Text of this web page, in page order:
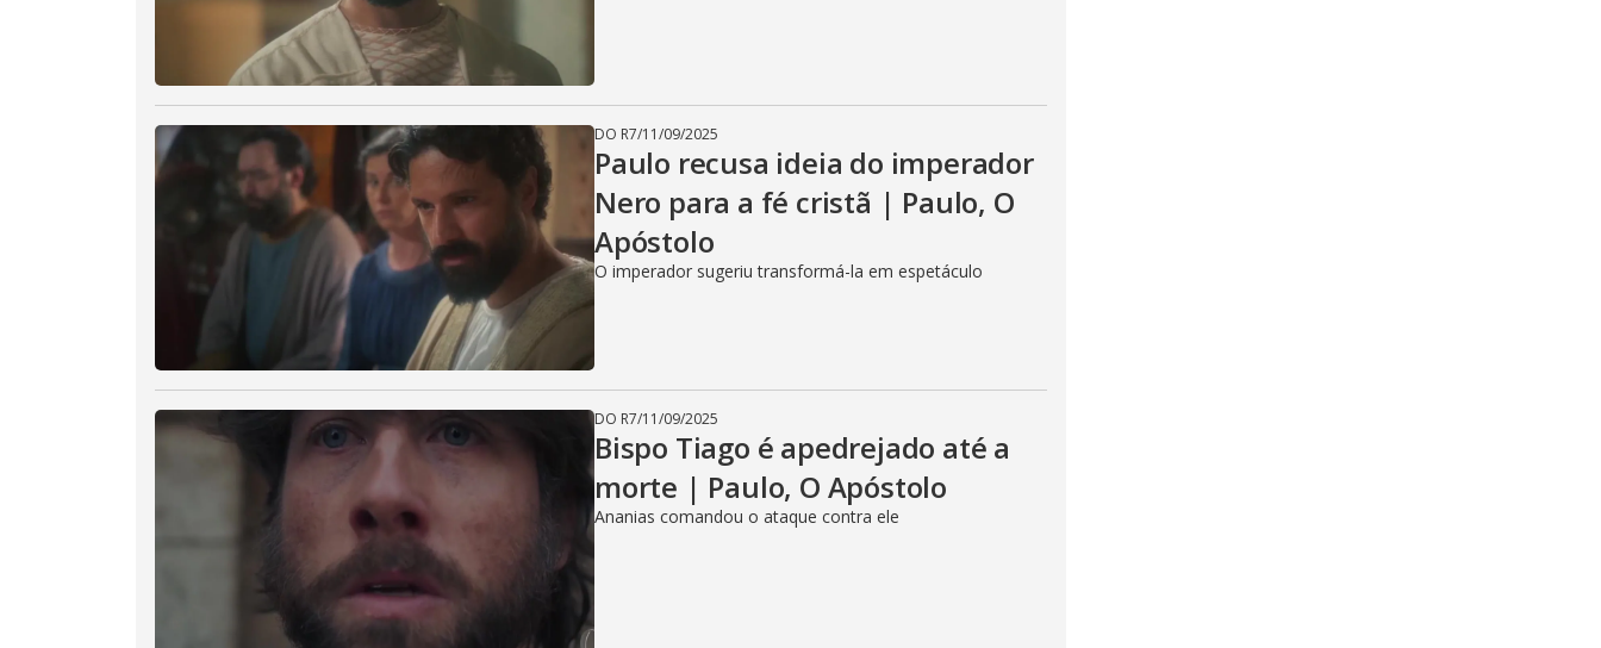
DO R7/11/09/2025
Paulo recusa ideia do imperador
Nero para a fé cristã | Paulo, O
Apóstolo
O imperador sugeriu transformá-la em espetáculo
DO R7/11/09/2025
Bispo Tiago é apedrejado até a
morte | Paulo, O Apóstolo
Ananias comandou o ataque contra ele